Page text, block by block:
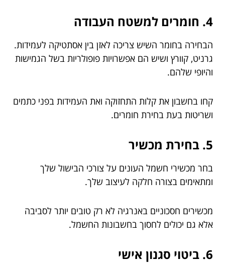
4. חומרים למשטח העבודה
הבחירה בחומר השיש צריכה לאזן בין אסתטיקה לעמידות.
גרניט, קוורץ ושיש הם אפשרויות פופולריות בשל הגמישות
והיופי שלהם.
קחו בחשבון את קלות התחזוקה ואת העמידות בפני כתמים
ושריטות בעת בחירת חומרים.
5. בחירת מכשיר
בחר מכשירי חשמל העונים על צורכי הבישול שלך
ומתאימים בצורה חלקה לעיצוב שלך.
מכשירים חסכוניים באנרגיה לא רק טובים יותר לסביבה
אלא גם יכולים לחסוך בחשבונות החשמל.
6. ביטוי סגנון אישי